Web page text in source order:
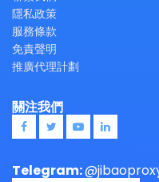
隱私政策
服務條款
免責聲明
推廣代理計劃
關注我們
Telegram: